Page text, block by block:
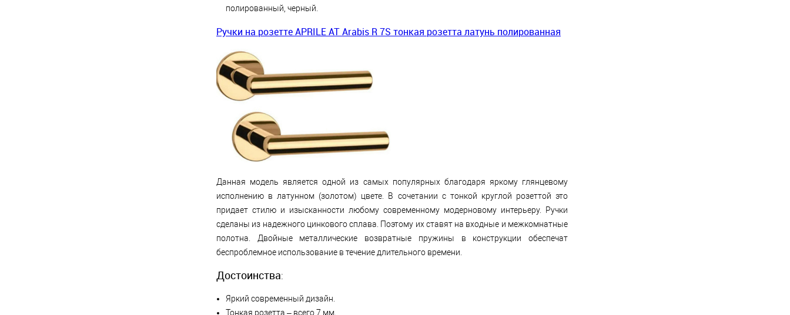
полированный, черный.
Ручки на розетте APRILE AT Arabis R 7S тонкая розетта латунь полированная
Данная модель является одной из самых популярных благодаря яркому глянцевому
исполнению в латунном (золотом) цвете. В сочетании с тонкой круглой розеттой это
придает стилю и изысканности любому современному модерновому интерьеру. Ручки
сделаны из надежного цинкового сплава. Поэтому их ставят на входные и межкомнатные
полотна. Двойные металлические возвратные пружины в конструкции обеспечат
беспроблемное использование в течение длительного времени.
Достоинства:
Яркий современный дизайн.
Тонкая розетта – всего 7 мм.